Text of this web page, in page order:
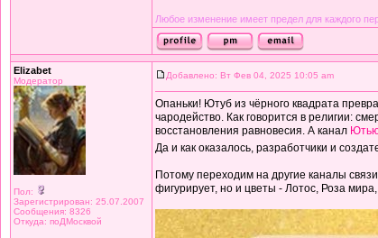
Любое изменение имеет предел для каждого
Elizabet
Модератор
Пол:
Зарегистрирован: 25.07.2007
Сообщения: 8326
Откуда: поДМосквой
Добавлено: Вт Фев 04, 2025 10:05 am
Опаньки! Ютуб из чёрного квадрата
чародейство. Как говорится в религии:
восстановления равновесия. А канал
Да и как оказалось, разработчики и
Потому переходим на другие каналы
фигурирует, но и цветы - Лотос, Роза